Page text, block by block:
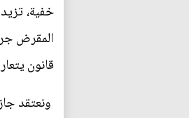
خفية،
المقرض
قانون
ونعتقد